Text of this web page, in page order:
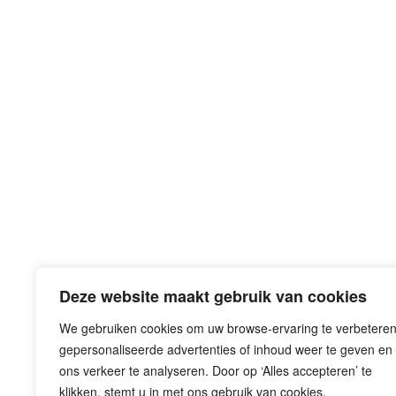
Deze website maakt gebruik van cookies
We gebruiken cookies om uw browse-ervaring te
gepersonaliseerde advertenties of inhoud weer te geven en
ons verkeer te analyseren. Door op ‘Alles accepteren’ te
klikken, stemt u in met ons gebruik van cookies.
Eemplein 71-77
3812 EA Amersfoort